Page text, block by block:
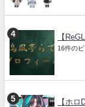
【
16件の
【ホ